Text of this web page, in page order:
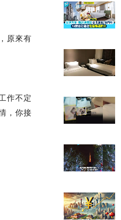
原來有
作不定
，你接